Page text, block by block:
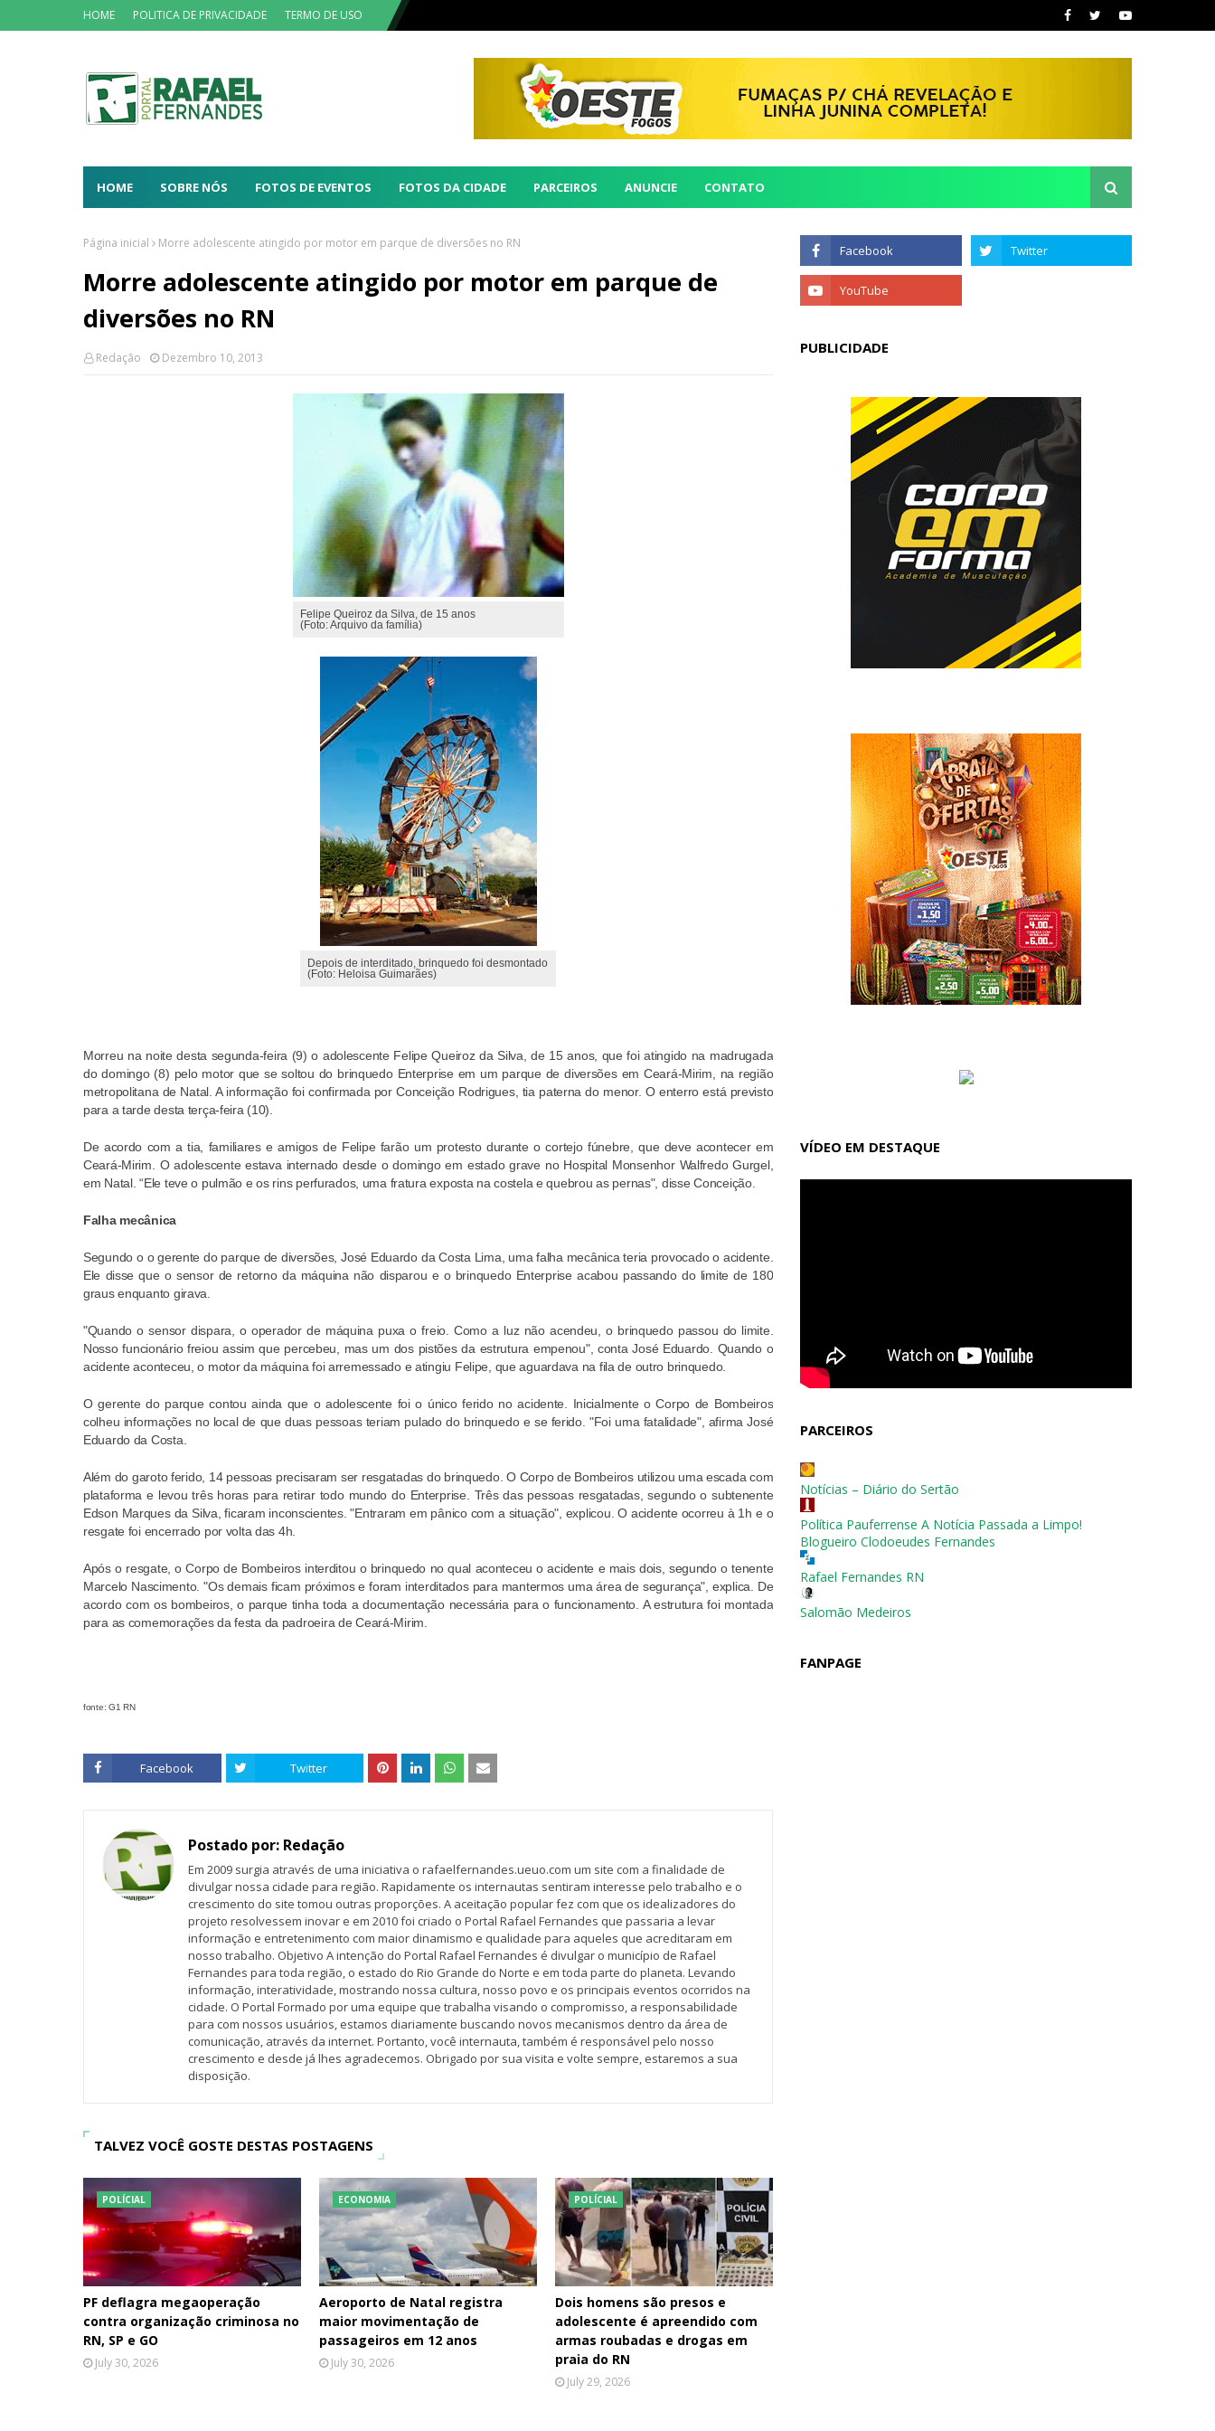
HOME POLITICA DE PRIVACIDADE TERMO DE USO
HOME SOBRE NÓS FOTOS DE EVENTOS FOTOS DA CIDADE PARCEIROS ANUNCIE CONTATO
Página inicial Morre adolescente atingido por motor em parque de diversões no RN
Morre adolescente atingido por motor em parque de
diversões no RN
Redação Dezembro 10, 2013
Felipe Queiroz da Silva, de 15 anos
(Foto: Arquivo da família)
Depois de interditado, brinquedo foi desmontado
(Foto: Heloisa Guimarães)
Morreu na noite desta segunda-feira (9) o adolescente Felipe Queiroz da Silva, de 15 anos, que foi atingido na madrugada
do domingo (8) pelo motor que se soltou do brinquedo Enterprise em um parque de diversões em Ceará-Mirim, na região
metropolitana de Natal. A informação foi confirmada por Conceição Rodrigues, tia paterna do menor. O enterro está previsto
para a tarde desta terça-feira (10).
De acordo com a tia, familiares e amigos de Felipe farão um protesto durante o cortejo fúnebre, que deve acontecer em
Ceará-Mirim. O adolescente estava internado desde o domingo em estado grave no Hospital Monsenhor Walfredo Gurgel,
em Natal. “Ele teve o pulmão e os rins perfurados, uma fratura exposta na costela e quebrou as pernas", disse Conceição.
Falha mecânica
Segundo o o gerente do parque de diversões, José Eduardo da Costa Lima, uma falha mecânica teria provocado o acidente.
Ele disse que o sensor de retorno da máquina não disparou e o brinquedo Enterprise acabou passando do limite de 180
graus enquanto girava.
"Quando o sensor dispara, o operador de máquina puxa o freio. Como a luz não acendeu, o brinquedo passou do limite.
Nosso funcionário freiou assim que percebeu, mas um dos pistões da estrutura empenou", conta José Eduardo. Quando o
acidente aconteceu, o motor da máquina foi arremessado e atingiu Felipe, que aguardava na fila de outro brinquedo.
O gerente do parque contou ainda que o adolescente foi o único ferido no acidente. Inicialmente o Corpo de Bombeiros
colheu informações no local de que duas pessoas teriam pulado do brinquedo e se ferido. "Foi uma fatalidade", afirma José
Eduardo da Costa.
Além do garoto ferido, 14 pessoas precisaram ser resgatadas do brinquedo. O Corpo de Bombeiros utilizou uma escada com
plataforma e levou três horas para retirar todo mundo do Enterprise. Três das pessoas resgatadas, segundo o subtenente
Edson Marques da Silva, ficaram inconscientes. "Entraram em pânico com a situação", explicou. O acidente ocorreu à 1h e o
resgate foi encerrado por volta das 4h.
Após o resgate, o Corpo de Bombeiros interditou o brinquedo no qual aconteceu o acidente e mais dois, segundo o tenente
Marcelo Nascimento. "Os demais ficam próximos e foram interditados para mantermos uma área de segurança", explica. De
acordo com os bombeiros, o parque tinha toda a documentação necessária para o funcionamento. A estrutura foi montada
para as comemorações da festa da padroeira de Ceará-Mirim.
fonte: G1 RN
Facebook Twitter
Postado por: Redação
Em 2009 surgia através de uma iniciativa o rafaelfernandes.ueuo.com um site com a finalidade de
divulgar nossa cidade para região. Rapidamente os internautas sentiram interesse pelo trabalho e o
crescimento do site tomou outras proporções. A aceitação popular fez com que os idealizadores do
projeto resolvessem inovar e em 2010 foi criado o Portal Rafael Fernandes que passaria a levar
informação e entretenimento com maior dinamismo e qualidade para aqueles que acreditaram em
nosso trabalho. Objetivo A intenção do Portal Rafael Fernandes é divulgar o município de Rafael
Fernandes para toda região, o estado do Rio Grande do Norte e em toda parte do planeta. Levando
informação, interatividade, mostrando nossa cultura, nosso povo e os principais eventos ocorridos na
cidade. O Portal Formado por uma equipe que trabalha visando o compromisso, a responsabilidade
para com nossos usuários, estamos diariamente buscando novos mecanismos dentro da área de
comunicação, através da internet. Portanto, você internauta, também é responsável pelo nosso
crescimento e desde já lhes agradecemos. Obrigado por sua visita e volte sempre, estaremos a sua
disposição.
TALVEZ VOCÊ GOSTE DESTAS POSTAGENS
POLÍCIAL
PF deflagra megaoperação
contra organização criminosa no
RN, SP e GO
July 30, 2026
ECONOMIA
Aeroporto de Natal registra
maior movimentação de
passageiros em 12 anos
July 30, 2026
POLÍCIAL
Dois homens são presos e
adolescente é apreendido com
armas roubadas e drogas em
praia do RN
July 29, 2026
PUBLICIDADE
VÍDEO EM DESTAQUE
PARCEIROS
Notícias – Diário do Sertão
Política Pauferrense A Notícia Passada a Limpo!
Blogueiro Clodoeudes Fernandes
Rafael Fernandes RN
Salomão Medeiros
FANPAGE